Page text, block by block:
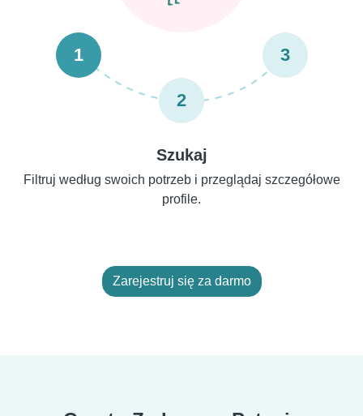
1
2
3
Szukaj
Filtruj według swoich potrzeb i przeglądaj szczegółowe
profile.
Zarejestruj się za darmo